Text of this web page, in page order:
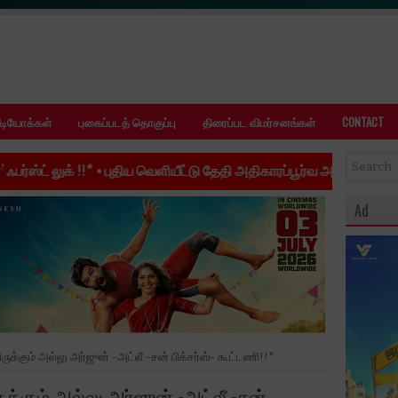
புகைப்படத் தொகுப்பு திரைப்பட விமர்சனங்கள் CONTACT
புதிய வெளியீட்டு தேதி அதிகாரப்பூர்வ அறிவிப்பு: ஆகஸ்ட் 28-ல்
அல்லு அர்ஜுன் -அட்லீ -சன் பிக்சர்ஸ்- கூட்டணி!!*
Ad